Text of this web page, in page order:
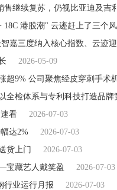
售继续复苏，仍视比亚迪及吉
港股潮" 云迹赶上了三个
嘉三度纳入核心指数、云迹
2026-05-09
全检体系与专利科技打造品牌
看
2026-07-03
达2%
2026-07-03
货上门
2026-07-03
宝藏艺人戴笑盈
2026-07-03
行业运行月报
2026-07-03